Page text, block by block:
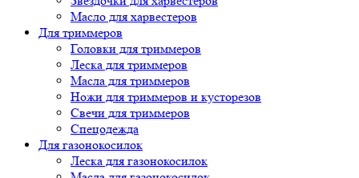
Масло для харвестеров
Для триммеров
Головки для триммеров
Леска для триммеров
Масла для триммеров
Ножи для триммеров и кусторезов
Свечи для триммеров
Спецодежда
Для газонокосилок
Леска для газонокосилок